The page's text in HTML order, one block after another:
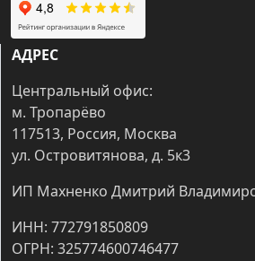
АДРЕС
Центральный офис:
м. Тропарёво
117513, Россия, Москва
ул. Островитянова, д. 5к3
ИП Махненко Дмитрий
ИНН: 772791850809
ОГРН: 325774600746477